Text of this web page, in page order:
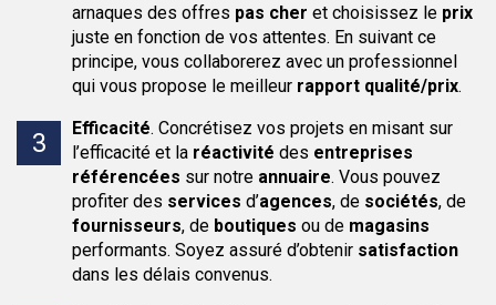
arnaques des offres pas cher et choisissez le prix
juste en fonction de vos attentes. En suivant ce
principe, vous collaborerez avec un professionnel
qui vous propose le meilleur rapport qualité/prix.
Efficacité. Concrétisez vos projets en misant sur
l’efficacité et la réactivité des entreprises
référencées sur notre annuaire. Vous pouvez
profiter des services d’agences, de sociétés, de
fournisseurs, de boutiques ou de magasins
performants. Soyez assuré d’obtenir satisfaction
dans les délais convenus.